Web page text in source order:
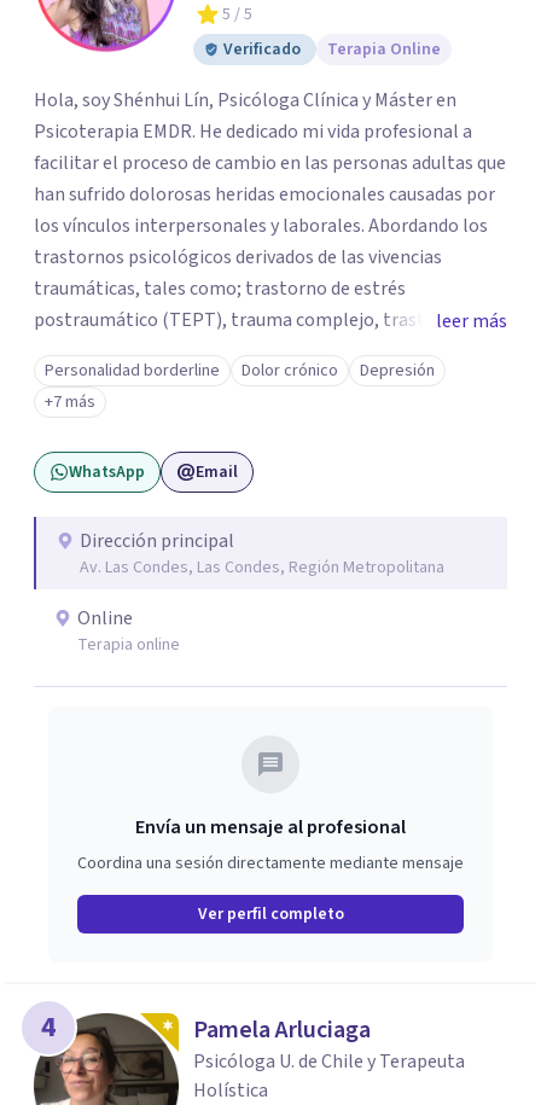
5 / 5
Verificado
Terapia Online
Hola, soy Shénhui Lín, Psicóloga Clínica y Máster en
Psicoterapia EMDR. He dedicado mi vida profesional a
facilitar el proceso de cambio en las personas adultas que
han sufrido dolorosas heridas emocionales causadas por
los vínculos interpersonales y laborales. Abordando los
trastornos psicológicos derivados de las vivencias
traumáticas, tales como; trastorno de estrés
postraumático (TEPT), trauma complejo, trastornos
disociativos, ansiedad, depresión, trastorno límite de la
personalidad. Como también la posibilidad de salir
adelante y reparar el daño en quienes han sido víctimas
de abuso, violencia de género, maltrato en ambiente
laboral o mobbing, entre otros. Mi enfoque es
personas puedan sentirse escuchadas y apoyadas, en su
camino hacia la sanación y transformación de sus heridas
leer más
Personalidad borderline Dolor crónico
Depresión
+7 más
WhatsApp Email
Dirección principal
Av. Las Condes, Las Condes, Región Metropolitana
Online
Terapia online
Envía un mensaje al profesional
Coordina una sesión directamente mediante mensaje
Ver perfil completo
4 Pamela Arluciaga
Psicóloga U. de Chile y Terapeuta
Holística